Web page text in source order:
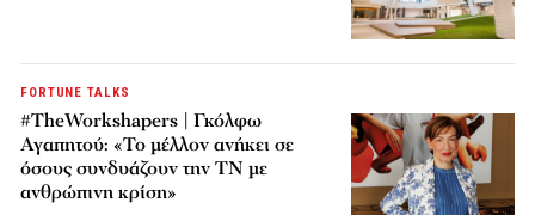
FORTUNE TALKS
#TheWorkshapers | Γκόλφω
Αγαπητού: «Το μέλλον ανήκει σε
όσους συνδυάζουν την ΤΝ με
ανθρώπινη κρίση»